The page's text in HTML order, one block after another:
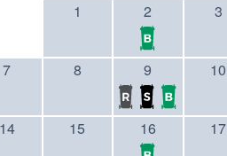
1 2 3
7 8 9 10
14 15 16 17